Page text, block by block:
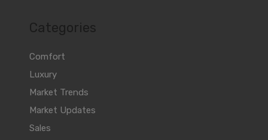
Categories
Comfort
Luxury
Market Trends
Market Updates
Sales